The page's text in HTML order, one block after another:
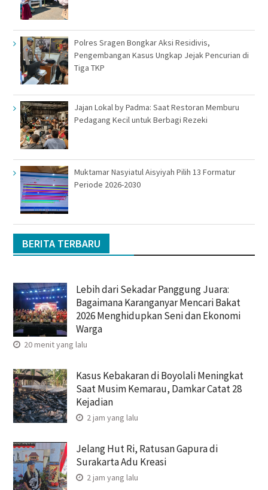
Polres Sragen Bongkar Aksi Residivis,
Pengembangan Kasus Ungkap Jejak Pencurian di
Tiga TKP
Jajan Lokal by Padma: Saat Restoran Memburu
Pedagang Kecil untuk Berbagi Rezeki
Muktamar Nasyiatul Aisyiyah Pilih 13 Formatur
Periode 2026-2030
BERITA TERBARU
Lebih dari Sekadar Panggung Juara:
Bagaimana Karanganyar Mencari Bakat
2026 Menghidupkan Seni dan Ekonomi
Warga
20 menit yang lalu
Kasus Kebakaran di Boyolali Meningkat
Saat Musim Kemarau, Damkar Catat 28
Kejadian
2 jam yang lalu
Jelang Hut Ri, Ratusan Gapura di
Surakarta Adu Kreasi
2 jam yang lalu